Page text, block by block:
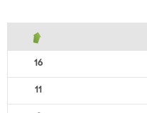
16
11